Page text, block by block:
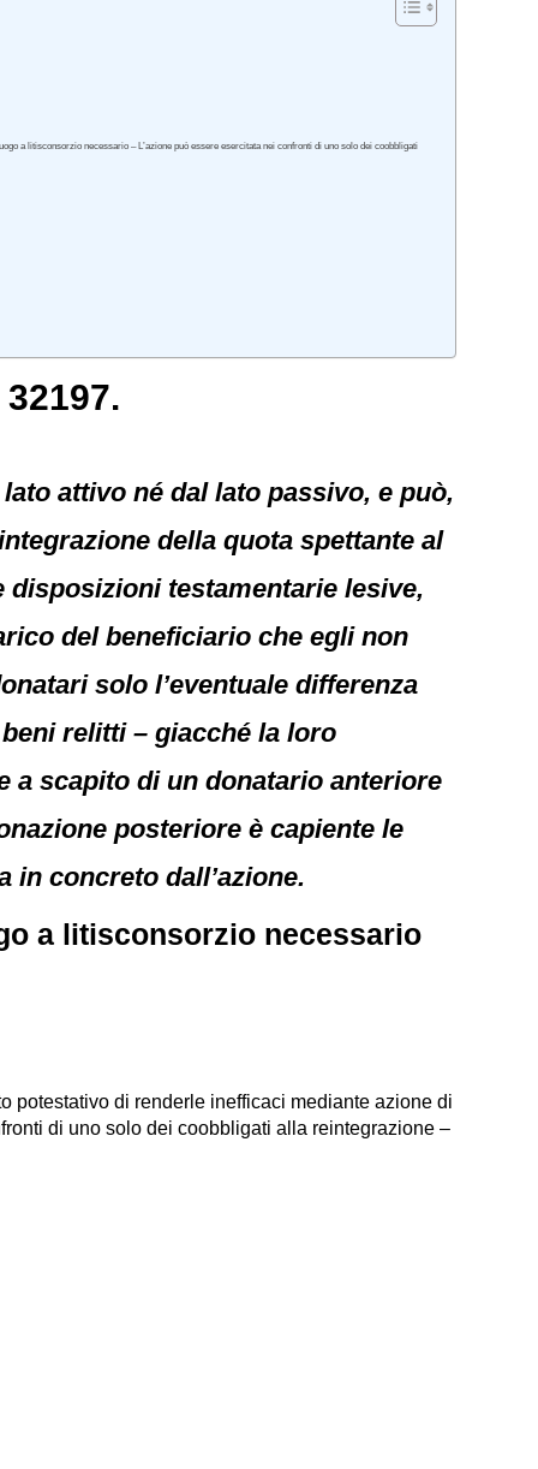
a litisconsorzio necessario – L’azione può essere esercitata nei confronti di uno solo dei coobbligati
attivo né dal lato passivo, e può,
della quota spettante al
testamentarie lesive,
del beneficiario che egli non
solo l’eventuale differenza
relitti – giacché la loro
a scapito di un donatario anteriore
posteriore è capiente le
concreto dall’azione.
a litisconsorzio necessario
potestativo di renderle inefficaci mediante azione di
di uno solo dei coobbligati alla reintegrazione –